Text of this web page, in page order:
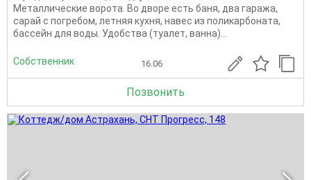
Металлические ворота. Во дворе есть баня, два гаража,
сарай с погребом, летняя кухня, навес из поликарбоната,
бассейн для воды. Удобства (туалет, ванна)...
Собственник 16.06
Позвонить